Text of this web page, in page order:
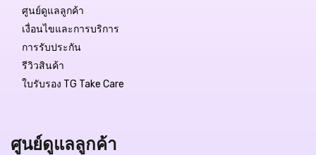
ศูนย์ดูแลลูกค้า
เงื่อนไขและการบริการ
การรับประกัน
รีวิวสินค้า
ใบรับรอง TG Take Care
ศูนย์ดูแลลูกค้า